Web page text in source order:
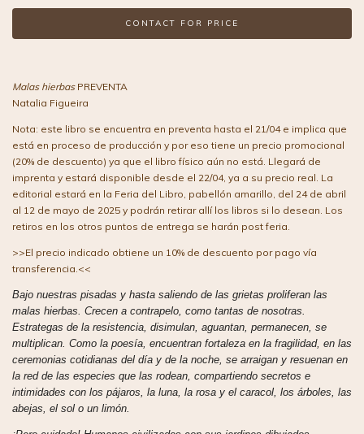
Malas hierbas PREVENTA
Natalia Figueira
Nota: este libro se encuentra en preventa hasta el 21/04 e implica que
está en proceso de producción y por eso tiene un precio promocional
(20% de descuento) ya que el libro físico aún no está. Llegará de
imprenta y estará disponible desde el 22/04, ya a su precio real. La
editorial estará en la Feria del Libro, pabellón amarillo, del 24 de abril
al 12 de mayo de 2025 y podrán retirar allí los libros si lo desean. Los
retiros en los otros puntos de entrega se harán post feria.
>>El precio indicado obtiene un 10% de descuento por pago vía
transferencia.<<
Bajo nuestras pisadas y hasta saliendo de las grietas proliferan las
malas hierbas. Crecen a contrapelo, como tantas de nosotras.
Estrategas de la resistencia, disimulan, aguantan, permanecen, se
multiplican. Como la poesía, encuentran fortaleza en la fragilidad, en las
ceremonias cotidianas del día y de la noche, se arraigan y resuenan en
la red de las especies que las rodean, compartiendo secretos e
intimidades con los pájaros, la luna, la rosa y el caracol, los árboles, las
abejas, el sol o un limón.